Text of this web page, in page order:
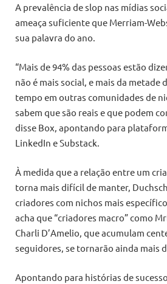
A prevalência de slop nas mídias
ameaça suficiente que Merriam-
sua palavra do ano.
“Mais de 94% das pessoas estão
não é mais social, e mais da metade
tempo em outras comunidades de
sabem que são reais e que podem
disse Box, apontando para
LinkedIn e Substack.
À medida que a relação entre um
torna mais difícil de manter,
criadores com nichos mais
acha que “criadores macro” como
Charli D’Amelio, que acumulam
seguidores, se tornarão ainda mais
Apontando para histórias de